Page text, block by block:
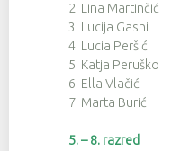
2. Lina Martinčić
3. Lucija Gashi
4. Lucia Peršić
5. Katja Peruško
6. Ella Vlačić
7. Marta Burić
5. – 8. razred